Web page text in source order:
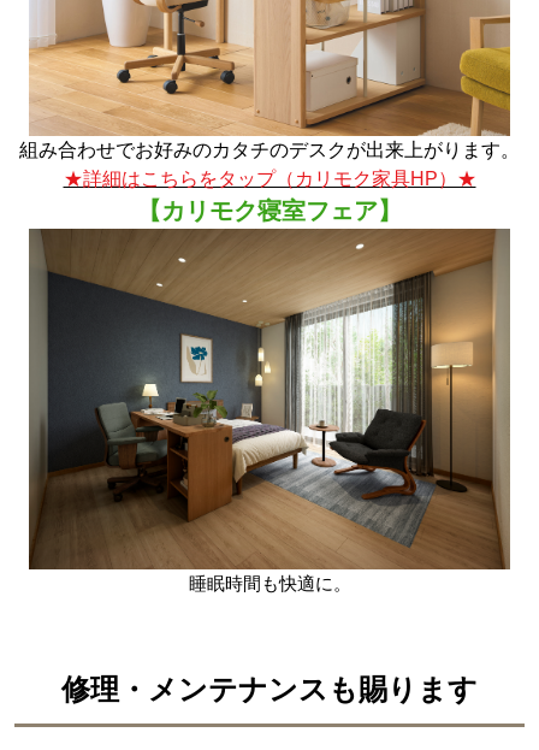
組み合わせでお好みのカタチのデスクが出来上がります。
★詳細はこちらをタップ（カリモク家具HP）★
【カリモク寝室フェア】
睡眠時間も快適に。
修理・メンテナンスも賜ります